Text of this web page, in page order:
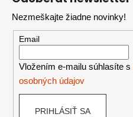
Nezmeškajte žiadne novinky!
Email
Vložením e-mailu súhlasíte s
osobných údajov
PRIHLÁSIŤ SA